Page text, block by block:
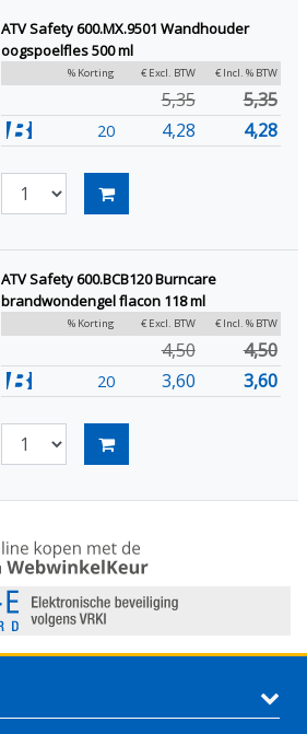
ATV Safety 600.MX.9501 Wandhouder
oogspoelfles 500 ml
% Korting € Excl. BTW € Incl. % BTW
5,35 5,35
20 4,28 4,28
ATV Safety 600.BCB120 Burncare
brandwondengel flacon 118 ml
% Korting € Excl. BTW € Incl. % BTW
4,50 4,50
20 3,60 3,60